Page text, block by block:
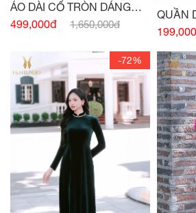
ÁO DÀI CỔ TRÒN DÁNG
XUÔNG VỪA PHỐI CỔ -
499,000đ 1,650,000đ
QUẦN
CỔ VỊT
-72%